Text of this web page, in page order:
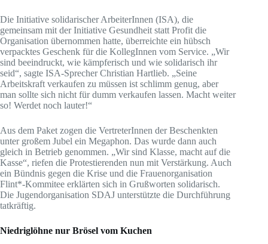
Die Initiative solidarischer ArbeiterInnen (ISA), die
gemeinsam mit der Initiative Gesundheit statt Profit die
Organisation übernommen hatte, überreichte ein hübsch
verpacktes Geschenk für die KollegInnen vom Service. „Wir
sind beeindruckt, wie kämpferisch und wie solidarisch ihr
seid“, sagte ISA-Sprecher Christian Hartlieb. „Seine
Arbeitskraft verkaufen zu müssen ist schlimm genug, aber
man sollte sich nicht für dumm verkaufen lassen. Macht weiter
so! Werdet noch lauter!“
Aus dem Paket zogen die VertreterInnen der Beschenkten
unter großem Jubel ein Megaphon. Das wurde dann auch
gleich in Betrieb genommen. „Wir sind Klasse, macht auf die
Kasse“, riefen die Protestierenden nun mit Verstärkung. Auch
ein Bündnis gegen die Krise und die Frauenorganisation
Flint*-Kommitee erklärten sich in Grußworten solidarisch.
Die Jugendorganisation SDAJ unterstützte die Durchführung
tatkräftig.
Niedriglöhne nur Brösel vom Kuchen